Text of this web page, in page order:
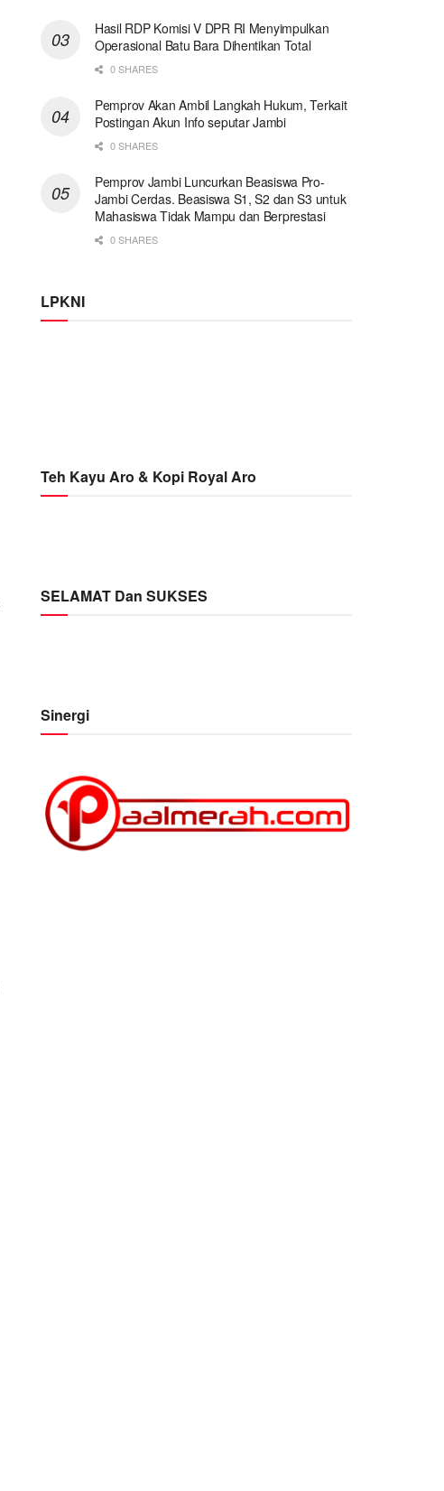
Hasil RDP Komisi V DPR RI Menyimpulkan
Operasional Batu Bara Dihentikan Total
0 SHARES
Pemprov Akan Ambil Langkah Hukum, Terkait
Postingan Akun Info seputar Jambi
0 SHARES
Pemprov Jambi Luncurkan Beasiswa Pro-
Jambi Cerdas. Beasiswa S1, S2 dan S3 untuk
Mahasiswa Tidak Mampu dan Berprestasi
0 SHARES
LPKNI
Teh Kayu Aro & Kopi Royal Aro
SELAMAT Dan SUKSES
Sinergi